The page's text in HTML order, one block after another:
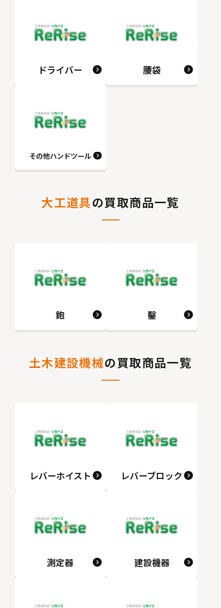
ドライバー 腰袋
その他ハンドツール
大工道具の買取商品一覧
鉋 鑿
土木建設機械の買取商品一覧
レバーホイスト レバーブロック
測定器 建設機器